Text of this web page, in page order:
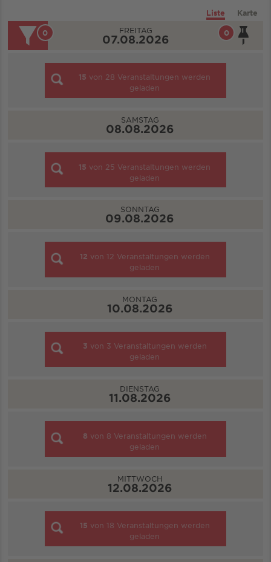
Liste Karte
0
0 FREITAG
07.08.2026
15 von 28 Veranstaltungen werden
geladen
SAMSTAG
08.08.2026
15 von 25 Veranstaltungen werden
geladen
SONNTAG
09.08.2026
12 von 12 Veranstaltungen werden
geladen
MONTAG
10.08.2026
3 von 3 Veranstaltungen werden
geladen
DIENSTAG
11.08.2026
8 von 8 Veranstaltungen werden
geladen
MITTWOCH
12.08.2026
15 von 18 Veranstaltungen werden
geladen